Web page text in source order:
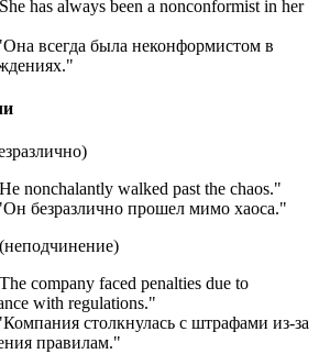
She has always been a nonconformist in her
всегда была неконформистом в
He nonchalantly walked past the chaos."
безразлично прошел мимо хаоса."
(неподчинение)
The company faced penalties due to
with regulations."
столкнулась с штрафами из-за
правилам."